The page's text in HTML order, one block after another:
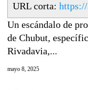
URL corta:
Un escándalo de
de Chubut,
Rivadavia,...
mayo 8, 2025